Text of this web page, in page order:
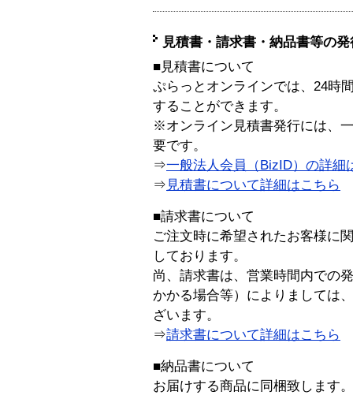
見積書・請求書・納品書等の
■見積書について
ぷらっとオンラインでは、24時
することができます。
※オンライン見積書発行には、
要です。
⇒一般法人会員（BizID）の詳細
⇒ 見積書について詳細はこちら
■請求書について
ご注文時に希望されたお客様に
しております。
尚、請求書は、営業時間内での
かかる場合等）によりましては
ざいます。
⇒請求書について詳細はこちら
■納品書について
お届けする商品に同梱致します。